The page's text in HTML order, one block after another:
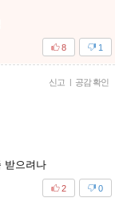
1
8
신고 | 공감 확인
받으려나
0
2